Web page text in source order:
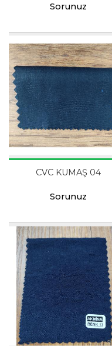
Sorunuz
CVC KUMAŞ 04
Sorunuz